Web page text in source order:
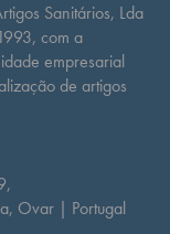
Sanitários, Lda
com a
empresarial
de artigos
Ovar | Portugal